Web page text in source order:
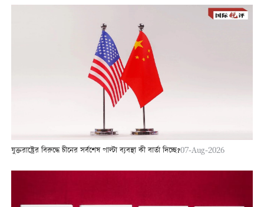
যুক্তরাষ্ট্রের বিরুদ্ধে চীনের সর্বশেষ পাল্টা ব্যবস্থা কী বার্তা দিচ্ছে?07-Aug-2026